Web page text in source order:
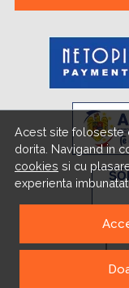
Acest site foloseste
dorita. Navigand in
cookies si cu
experienta